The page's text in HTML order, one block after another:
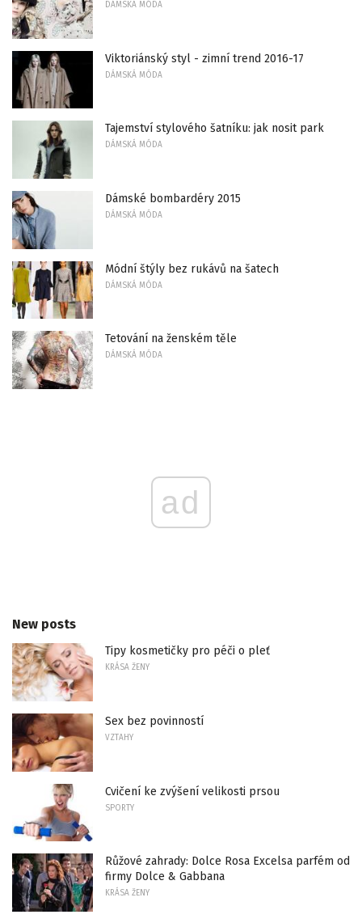
DÁMSKÁ MÓDA
Viktoriánský styl - zimní trend 2016-17
DÁMSKÁ MÓDA
Tajemství stylového šatníku: jak nosit park
DÁMSKÁ MÓDA
Dámské bombardéry 2015
DÁMSKÁ MÓDA
Módní štýly bez rukávů na šatech
DÁMSKÁ MÓDA
Tetování na ženském těle
DÁMSKÁ MÓDA
ad
New posts
Tipy kosmetičky pro péči o pleť
KRÁSA ŽENY
Sex bez povinností
VZTAHY
Cvičení ke zvýšení velikosti prsou
SPORTY
Růžové zahrady: Dolce Rosa Excelsa parfém od
firmy Dolce & Gabbana
KRÁSA ŽENY